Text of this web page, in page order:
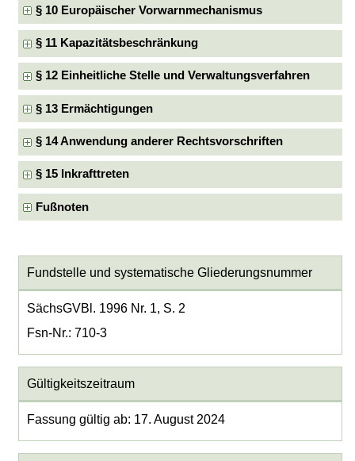
§ 10 Europäischer Vorwarnmechanismus
§ 11 Kapazitätsbeschränkung
§ 12 Einheitliche Stelle und Verwaltungsverfahren
§ 13 Ermächtigungen
§ 14 Anwendung anderer Rechtsvorschriften
§ 15 Inkrafttreten
Fußnoten
Fundstelle und systematische Gliederungsnummer
SächsGVBl. 1996 Nr. 1, S. 2
Fsn-Nr.: 710-3
Gültigkeitszeitraum
Fassung gültig ab: 17. August 2024